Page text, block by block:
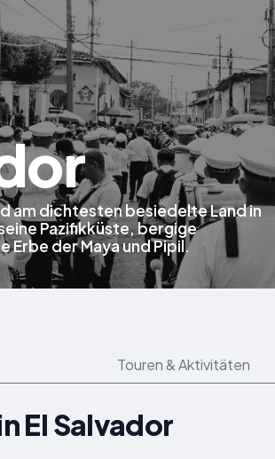
am dichtesten besiedelte Land in
Pazifikküste, bergige
Erbe der Maya und Pipil.
Touren & Aktivitäten
El Salvador